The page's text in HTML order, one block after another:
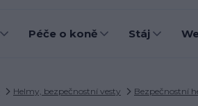
Péče o koně Stáj
Helmy, bezpečnostní vesty Bezpečnostní